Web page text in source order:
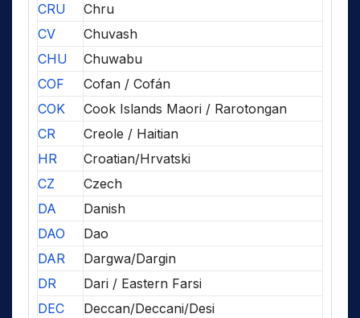
CRU
Chru
CV
Chuvash
CHU
Chuwabu
COF
Cofan / Cofán
COK
Cook Islands Maori / Rarotongan
CR
Creole / Haitian
HR
Croatian/Hrvatski
CZ
Czech
DA
Danish
DAO
Dao
DAR
Dargwa/Dargin
DR
Dari / Eastern Farsi
DEC
Deccan/Deccani/Desi